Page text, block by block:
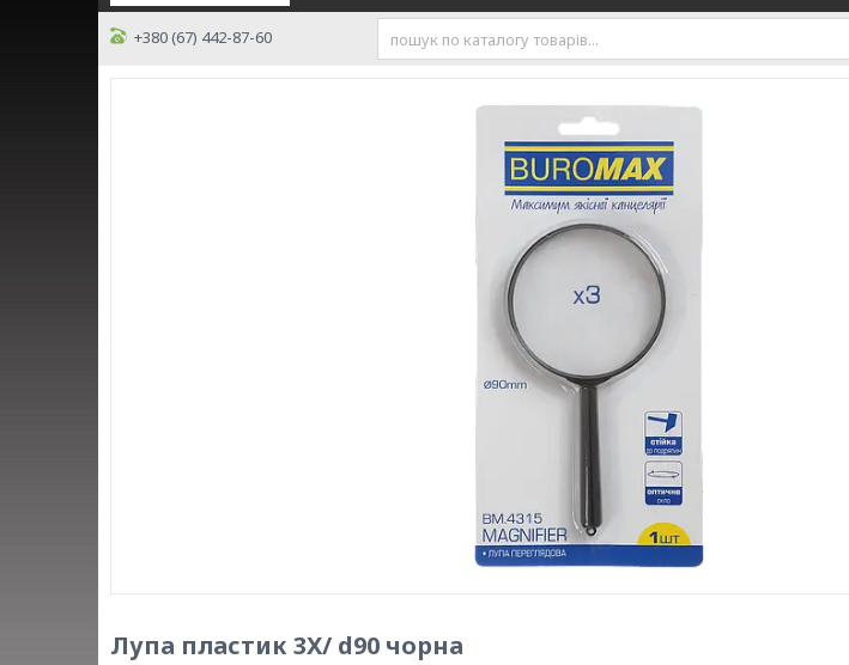
+380 (67) 442-87-60
Лупа пластик 3X/ d90 чорна